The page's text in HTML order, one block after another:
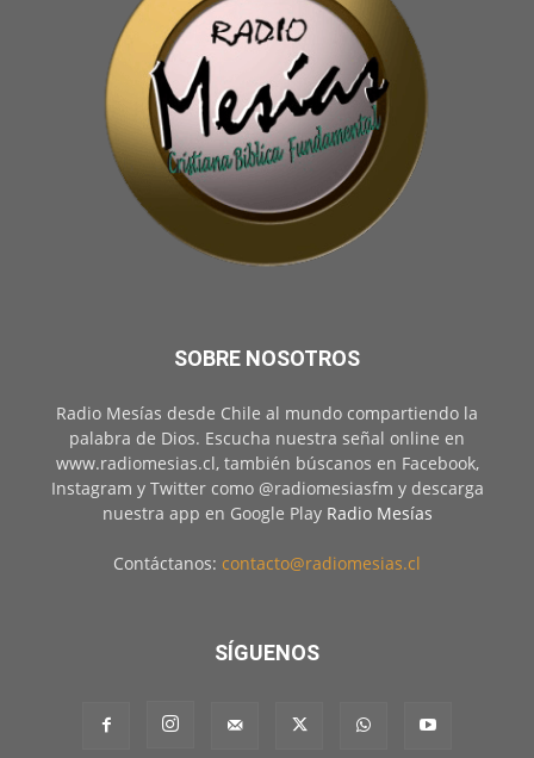
SOBRE NOSOTROS
Radio Mesías desde Chile al mundo compartiendo la
palabra de Dios. Escucha nuestra señal online en
www.radiomesias.cl, también búscanos en Facebook,
Instagram y Twitter como @radiomesiasfm y descarga
nuestra app en Google Play Radio Mesías
Contáctanos: contacto@radiomesias.cl
SÍGUENOS